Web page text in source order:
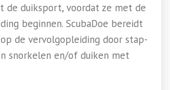
de duiksport, voordat ze met de
beginnen. ScubaDoe bereidt
de vervolgopleiding door stap-
snorkelen en/of duiken met